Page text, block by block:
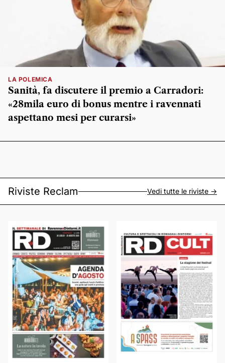
LA POLEMICA
Sanità, fa discutere il premio a Carradori:
«28mila euro di bonus mentre i ravennati
aspettano mesi per curarsi»
Riviste Reclam Vedi tutte le riviste ->